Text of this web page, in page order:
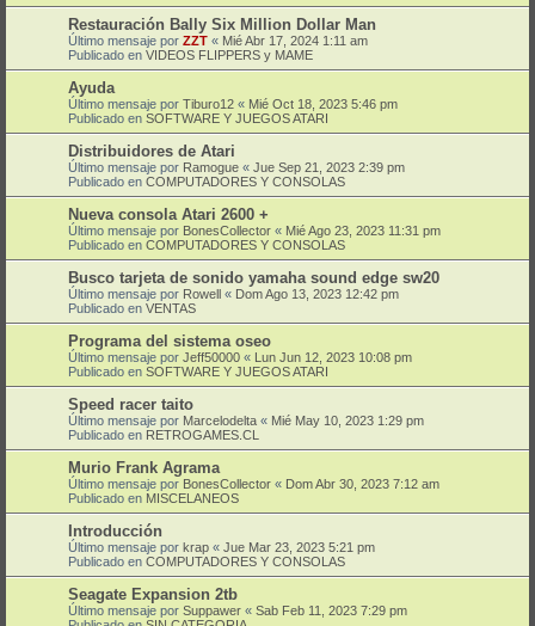
Restauración Bally Six Million Dollar Man
Último mensaje por ZZT « Mié Abr 17, 2024 1:11 am
Publicado en VIDEOS FLIPPERS y MAME
Ayuda
Último mensaje por Tiburo12 « Mié Oct 18, 2023 5:46 pm
Publicado en SOFTWARE Y JUEGOS ATARI
Distribuidores de Atari
Último mensaje por Ramogue « Jue Sep 21, 2023 2:39 pm
Publicado en COMPUTADORES Y CONSOLAS
Nueva consola Atari 2600 +
Último mensaje por BonesCollector « Mié Ago 23, 2023 11:31 pm
Publicado en COMPUTADORES Y CONSOLAS
Busco tarjeta de sonido yamaha sound edge sw20
Último mensaje por Rowell « Dom Ago 13, 2023 12:42 pm
Publicado en VENTAS
Programa del sistema oseo
Último mensaje por Jeff50000 « Lun Jun 12, 2023 10:08 pm
Publicado en SOFTWARE Y JUEGOS ATARI
Speed racer taito
Último mensaje por Marcelodelta « Mié May 10, 2023 1:29 pm
Publicado en RETROGAMES.CL
Murio Frank Agrama
Último mensaje por BonesCollector « Dom Abr 30, 2023 7:12 am
Publicado en MISCELANEOS
Introducción
Último mensaje por krap « Jue Mar 23, 2023 5:21 pm
Publicado en COMPUTADORES Y CONSOLAS
Seagate Expansion 2tb
Último mensaje por Suppawer « Sab Feb 11, 2023 7:29 pm